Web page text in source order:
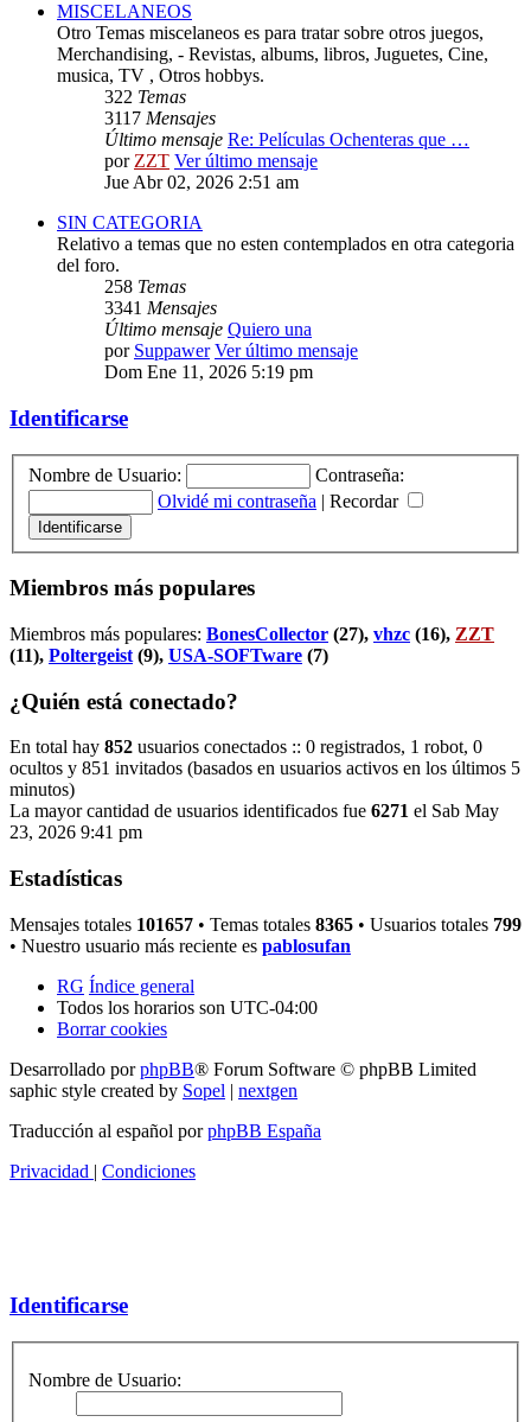
MISCELANEOS
Otro Temas miscelaneos es para tratar sobre otros juegos,
Merchandising, - Revistas, albums, libros, Juguetes, Cine,
musica, TV , Otros hobbys.
322 Temas
3117 Mensajes
Último mensaje Re: Películas Ochenteras que …
porZZT Ver último mensaje
Jue Abr 02, 2026 2:51 am
SIN CATEGORIA
Relativo a temas que no esten contemplados en otra categoria
del foro.
258 Temas
3341 Mensajes
Último mensaje Quiero una
por Suppawer Ver último mensaje
Dom Ene 11, 2026 5:19 pm
Identificarse
Nombre de Usuario:
Contraseña:
Olvidé mi contraseña | Recordar
Miembros más populares
Miembros más populares: BonesCollector (27), vhzc (16), ZZT
(11), Poltergeist (9), USA-SOFTware (7)
¿Quién está conectado?
En total hay 852 usuarios conectados :: 0 registrados, 1 robot, 0
ocultos y 851 invitados (basados en usuarios activos en los últimos 5
minutos)
La mayor cantidad de usuarios identificados fue 6271 el Sab May
23, 2026 9:41 pm
Estadísticas
Mensajes totales 101657 • Temas totales 8365 • Usuarios totales 799
• Nuestro usuario más reciente es pablosufan
RG Índice general
Todos los horarios son UTC-04:00
Borrar cookies
Desarrollado porphpBB® Forum Software © phpBB Limited
saphic style created by Sopel | nextgen
Traducción al español porphpBB España
Privacidad | Condiciones
Identificarse
Nombre de Usuario: